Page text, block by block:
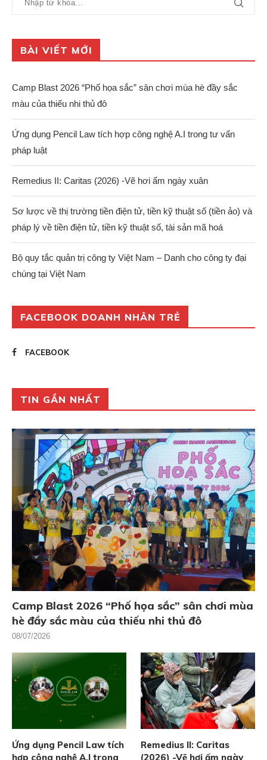
BÀI VIẾT MỚI
Camp Blast 2026 “Phố họa sắc” sân chơi mùa hè đầy sắc
màu của thiếu nhi thủ đô
Ứng dụng Pencil Law tích hợp công nghệ A.I trong tư vấn
pháp luật
Remedius II: Caritas (2026) -Vẽ hơi ấm ngày xuân
Sơ lược về thị trường tiền điện tử, tiền kỹ thuật số (tiền ảo) và
pháp lý về tiền điện tử, tiền kỹ thuật số, tài sản mã hoá
Bộ quy tắc quản trị công ty Việt Nam – Danh cho công ty đại
chúng tại Việt Nam
FACEBOOK DOANH NHÂN TRẺ
FACEBOOK
TIN GẦN NHẤT
Camp Blast 2026 “Phố họa sắc” sân chơi mùa
hè đầy sắc màu của thiếu nhi thủ đô
08/07/2026
Ứng dụng Pencil Law tích
hợp công nghệ A.I trong
Remedius II: Caritas
(2026) -Vẽ hơi ấm ngày